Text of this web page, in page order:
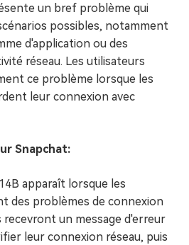
un bref problème qui
possibles, notamment
d'application ou des
réseau. Les utilisateurs
ce problème lorsque les
leur connexion avec
Snapchat:
apparaît lorsque les
des problèmes de connexion
recevront un message d'erreur
leur connexion réseau, puis